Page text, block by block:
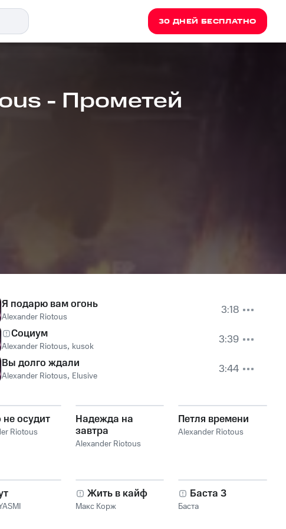
30 ДНЕЙ БЕСПЛАТНО
- Прометей
Я подарю вам огонь
Alexander Riotous
3:18
Социум
Alexander Riotous, kusok
3:39
Вы долго ждали
Alexander Riotous, Elusive 3:44
не осудит
Riotous
Надежда на
завтра
Alexander Riotous
Петля времени
Alexander Riotous
Жить в кайф
Макс Корж
Баста 3
Баста